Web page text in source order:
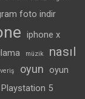
foto indir
iphone x
müzik
nasıl
oyun
oyun
Playstation 5